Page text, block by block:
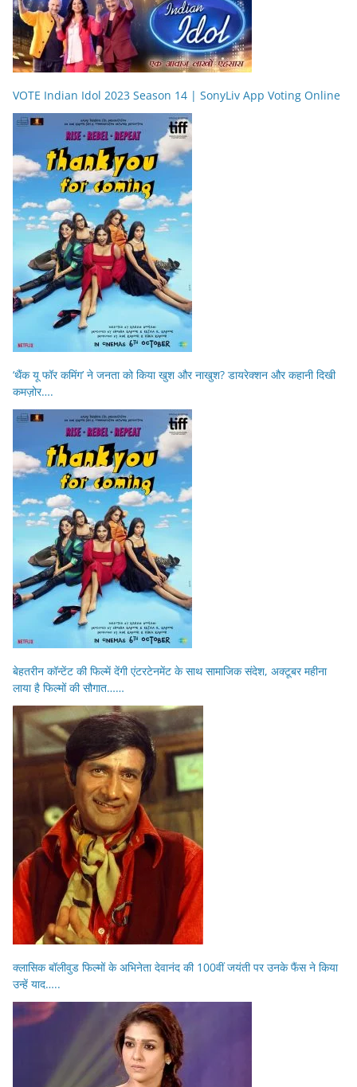
VOTE Indian Idol 2023 Season 14 | SonyLiv App Voting Online
‘थैंक यू फॉर कमिंग’ ने जनता को किया खुश और नाखुश? डायरेक्शन और कहानी दिखी
कमज़ोर….
बेहतरीन कॉन्टेंट की फिल्में देंगी एंटरटेनमेंट के साथ सामाजिक संदेश, अक्टूबर महीना
लाया है फिल्मों की सौगात……
क्लासिक बॉलीवुड फिल्मों के अभिनेता देवानंद की 100वीं जयंती पर उनके फैंस ने किया
उन्हें याद…..